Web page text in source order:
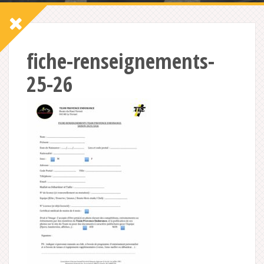
fiche-renseignements-
25-26